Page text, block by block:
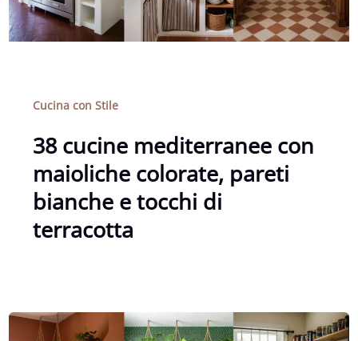
Cucina con Stile
38 cucine mediterranee con
maioliche colorate, pareti
bianche e tocchi di
terracotta